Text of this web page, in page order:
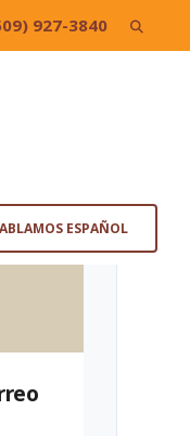
927-3840 Search
ESPAÑOL